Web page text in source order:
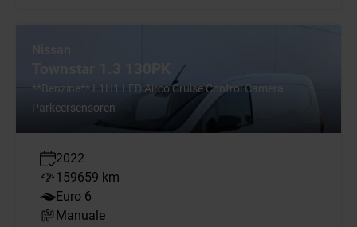
**Benzine** L1H1 LED Airco Cruise Control Camera
Parkeersensoren
2022
159659 km
Euro 6
Manuale